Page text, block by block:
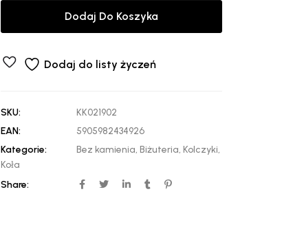
Dodaj Do Koszyka
Dodaj do listy życzeń
SKU:
KK021902
EAN:
5905982434926
Kategorie:
Bez kamienia, Biżuteria, Kolczyki,
Koła
Share: